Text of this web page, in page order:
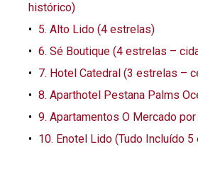
histórico)
5. Alto Lido (4 estrelas)
6. Sé Boutique (4 estrelas –
7. Hotel Catedral (3 estrelas –
8. Aparthotel Pestana Palms
9. Apartamentos O Mercado
10. Enotel Lido (Tudo Incluído